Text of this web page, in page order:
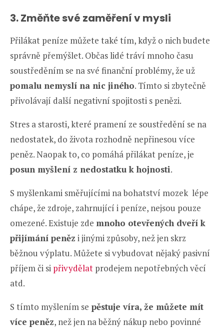
3. Změňte své zaměření v mysli
Přilákat peníze můžete také tím, když o nich budete
správně přemýšlet. Občas lidé tráví mnoho času
soustředěním se na své finanční problémy, že už
pomalu nemyslí na nic jiného. Tímto si zbytečně
přivolávají další negativní spojitosti s penězi.
Stres a starosti, které pramení ze soustředění se na
nedostatek, do života rozhodně nepřinesou více
peněz. Naopak to, co pomáhá přilákat peníze, je
posun myšlení z nedostatku k hojnosti.
S myšlenkami směřujícími na bohatství mozek lépe
chápe, že zdroje, zahrnující i peníze, nejsou pouze
omezené. Existuje zde mnoho otevřených dveří k
přijímání peněz i jinými způsoby, než jen skrz
běžnou výplatu. Můžete si vybudovat nějaký pasivní
příjem či si přivydělat prodejem nepotřebných věcí
atd.
S tímto myšlením se pěstuje víra, že můžete mít
více peněz, než jen na běžný nákup nebo povinné